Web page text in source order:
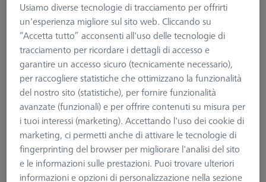
Usiamo diverse tecnologie di tracciamento per offrirti
un'esperienza migliore sul sito web. Cliccando su
“Accetta tutto” acconsenti all'uso delle tecnologie di
tracciamento per ricordare i dettagli di accesso e
garantire un accesso sicuro (tecnicamente necessario),
per raccogliere statistiche che ottimizzano la funzionalità
del nostro sito (statistiche), per fornire funzionalità
avanzate (funzionali) e per offrire contenuti su misura per
i tuoi interessi (marketing). Accettando l'uso dei cookie di
marketing, ci permetti anche di attivare le tecnologie di
fingerprinting del browser per migliorare l'analisi del sito
e le informazioni sulle prestazioni. Puoi trovare ulteriori
informazioni e opzioni di personalizzazione nella sezione